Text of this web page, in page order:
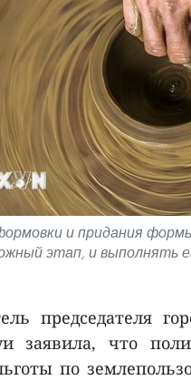
и придания
этап, и выполнять
председателя
заявила, что
по